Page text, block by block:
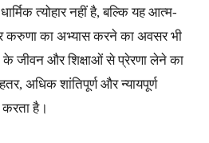
त्योहार नहीं है, बल्कि यह आत्म-
का अभ्यास करने का अवसर भी
के जीवन और शिक्षाओं से प्रेरणा लेने का
अधिक शांतिपूर्ण और न्यायपूर्ण
करता है।